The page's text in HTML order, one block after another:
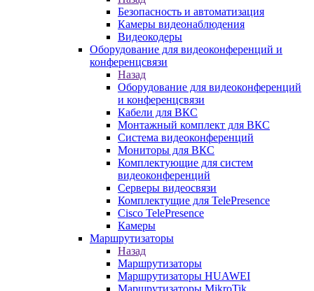
Безопасность и автоматизация
Камеры видеонаблюдения
Видеокодеры
Оборудование для видеоконференций и
конференцсвязи
Назад
Оборудование для видеоконференций
и конференцсвязи
Кабели для ВКС
Монтажный комплект для ВКС
Система видеоконференций
Мониторы для ВКС
Комплектующие для систем
видеоконференций
Серверы видеосвязи
Комплектущие для TelePresence
Cisco TelePresence
Камеры
Маршрутизаторы
Назад
Маршрутизаторы
Маршрутизаторы HUAWEI
Маршрутизаторы MikroTik